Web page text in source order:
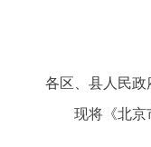
各区、县人民政
现将《北京市